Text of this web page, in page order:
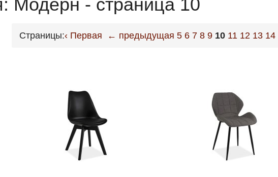
Модерн - страница 10
Страницы:‹ Первая ← предыдущая 5 6 7 8 9 10 11 12 13 14